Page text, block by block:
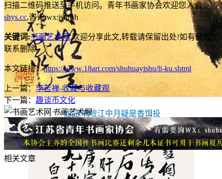
仙品:喁噞江中月疑是香饵投
扫描二维码推送至手机访问。青年书画家协会欢迎您入会
shys.cc,咨询:wx:jsqnsh
关键词:书画艺术网,欢迎分享此文,转载请保留出处!如有侵权,
联系删除。
本文链接：https://www.18art.com/shuhuayishu/li-ku.shtml
上一篇：李苦禅-收藏与收藏观
下一篇： 趣谈币文化
书画艺术网
相关文章